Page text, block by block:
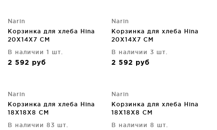
Narin
Корзинка для хлеба Hina
20X14X7 CM
В наличии 1 шт.
2 592 руб
Narin
Корзинка для хлеба Hina
20X14X7 CM
В наличии 3 шт.
2 592 руб
Narin
Корзинка для хлеба Hina
18X18X8 CM
В наличии 83 шт.
Narin
Корзинка для хлеба Hina
18X18X8 CM
В наличии 8 шт.